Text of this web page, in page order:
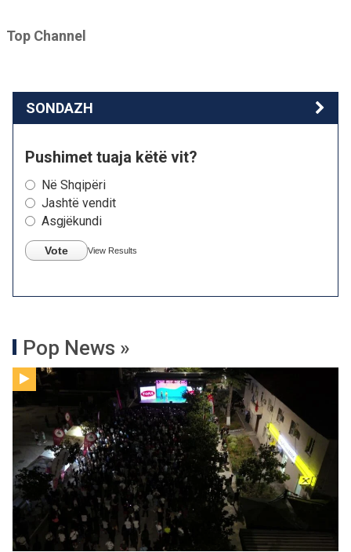
Top Channel
SONDAZH
Pushimet tuaja këtë vit?
Në Shqipëri
Jashtë vendit
Asgjëkundi
Vote View Results
Pop News »